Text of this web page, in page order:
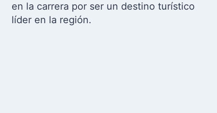
en la carrera por ser un destino turístico
líder en la región.